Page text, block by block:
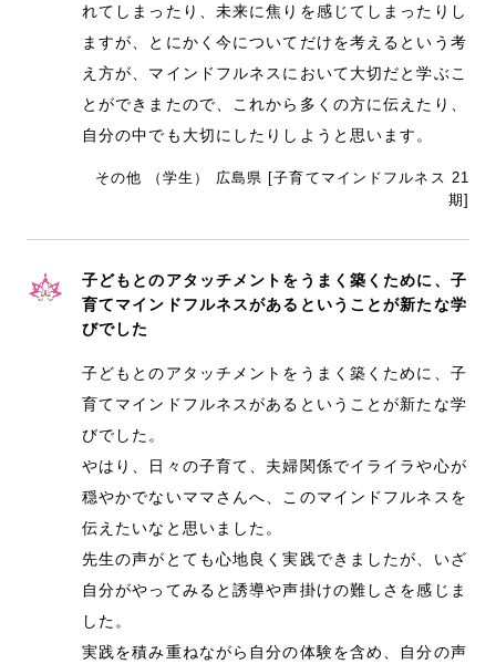
れてしまったり、未来に焦りを感じてしまったりし
ますが、とにかく今についてだけを考えるという考
え方が、マインドフルネスにおいて大切だと学ぶこ
とができまたので、これから多くの方に伝えたり、
自分の中でも大切にしたりしようと思います。
その他 （学生） 広島県 [子育てマインドフルネス 21
期]
子どもとのアタッチメントをうまく築くために、子
育てマインドフルネスがあるということが新たな学
びでした
子どもとのアタッチメントをうまく築くために、子
育てマインドフルネスがあるということが新たな学
びでした。
やはり、日々の子育て、夫婦関係でイライラや心が
穏やかでないママさんへ、このマインドフルネスを
伝えたいなと思いました。
先生の声がとても心地良く実践できましたが、いざ
自分がやってみると誘導や声掛けの難しさを感じま
した。
実践を積み重ねながら自分の体験を含め、自分の声